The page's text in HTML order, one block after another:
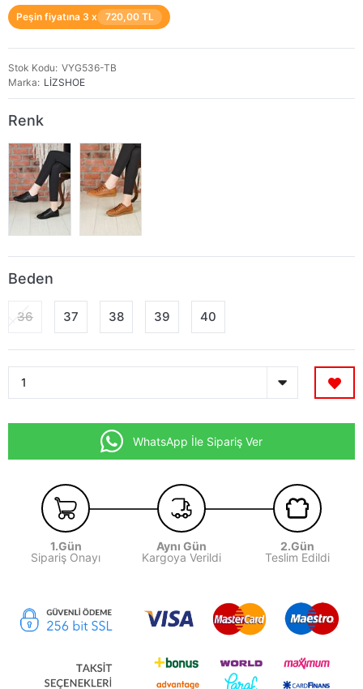
Peşin fiyatına 3 x 720,00 TL
Stok Kodu VYG536-TB
Marka
LİZSHOE
Renk
Beden
36 37 38 39 40
WhatsApp İle Sipariş Ver
1.Gün
Sipariş Onayı
Aynı Gün
Kargoya Verildi
2.Gün
Teslim Edildi